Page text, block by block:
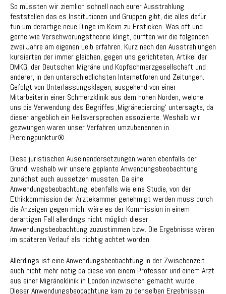
So mussten wir ziemlich schnell nach eurer Ausstrahlung
feststellen das es Institutionen und Gruppen gibt, die alles dafür
tun um derartige neue Dinge im Keim zu Ersticken. Was oft und
gerne wie Verschwörungstheorie klingt, durften wir die folgenden
zwei Jahre am eigenen Leib erfahren. Kurz nach den Ausstrahlungen
kursierten der immer gleichen, gegen uns gerichteten, Artikel der
DMKG, der Deutschen Migräne und Kopfschmerzgesellschaft und
anderer, in den unterschiedlichsten Internetforen und Zeitungen.
Gefolgt von Unterlassungsklagen, ausgehend von einer
Mitarbeiterin einer Schmerzklinik aus dem hohen Norden, welche
uns die Verwendung des Begriffes ‚Migränepiercing‘ untersagte, da
dieser angeblich ein Heilsversprechen assoziierte. Weshalb wir
gezwungen waren unser Verfahren umzubenennen in
Piercingpunktur®.
Diese juristischen Auseinandersetzungen waren ebenfalls der
Grund, weshalb wir unsere geplante Anwendungsbeobachtung
zunächst auch aussetzen mussten. Da eine
Anwendungsbeobachtung, ebenfalls wie eine Studie, von der
Ethikkommission der Ärztekammer genehmigt werden muss durch
die Anzeigen gegen mich, wäre es der Kommission in einem
derartigen Fall allerdings nicht möglich dieser
Anwendungsbeobachtung zuzustimmen bzw. Die Ergebnisse wären
im späteren Verlauf als nichtig achtet worden.
Allerdings ist eine Anwendungsbeobachtung in der Zwischenzeit
auch nicht mehr nötig da diese von einem Professor und einem Arzt
aus einer Migräneklinik in London inzwischen gemacht wurde.
Dieser Anwendungsbeobachtung kam zu denselben Ergebnissen